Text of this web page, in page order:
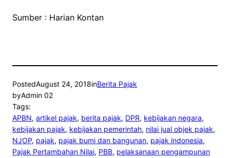
Sumber : Harian Kontan
PostedAugust 24, 2018inBerita Pajak
byAdmin 02
Tags:
APBN, artikel pajak, berita pajak, DPR, kebijakan negara
kebijakan pajak, kebijakan pemerintah, nilai jual objek pajak
NJOP, pajak, pajak bumi dan bangunan, pajak indonesia
Pajak Pertambahan Nilai, PBB, pelaksanaan pengampunan